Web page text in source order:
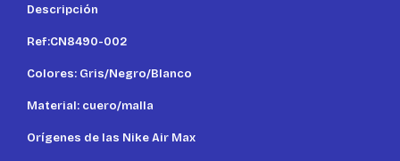
Descripción
Ref:CN8490-002
Colores: Gris/Negro/Blanco
Material: cuero/malla
Orígenes de las Nike Air Max